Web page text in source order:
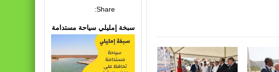
Share:
سبخة إمليلي سياحة مستدامة